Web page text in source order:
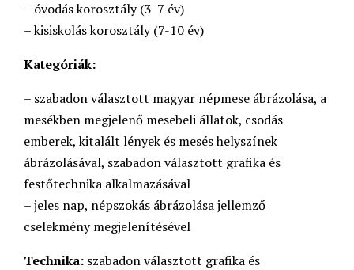
– óvodás korosztály (3-7 év)
– kisiskolás korosztály (7-10 év)
Kategóriák:
– szabadon választott magyar népmese ábrázolása, a
mesékben megjelenő mesebeli állatok, csodás
emberek, kitalált lények és mesés helyszínek
ábrázolásával, szabadon választott grafika és
festőtechnika alkalmazásával
– jeles nap, népszokás ábrázolása jellemző
cselekmény megjelenítésével
Technika: szabadon választott grafika és